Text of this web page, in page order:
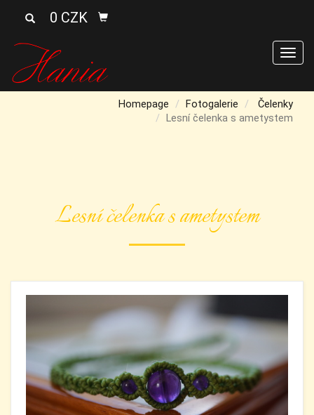
0 CZK
Homepage Fotogalerie
Čelenky
Lesní čelenka s ametystem
Lesní čelenka s ametystem